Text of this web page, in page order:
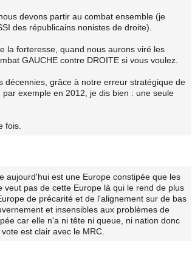
devons partir au combat ensemble (je
des républicains nonistes de droite).
la forteresse, quand nous aurons viré les
GAUCHE contre DROITE si vous voulez.
décennies, grâce à notre erreur stratégique de
exemple en 2012, je dis bien : une seule
fois.
aujourd'hui est une Europe constipée que les
pas de cette Europe là qui le rend de plus
de précarité et de l'alignement sur de bas
et insensibles aux problèmes de
car elle n'a ni tête ni queue, ni nation donc
est clair avec le MRC.